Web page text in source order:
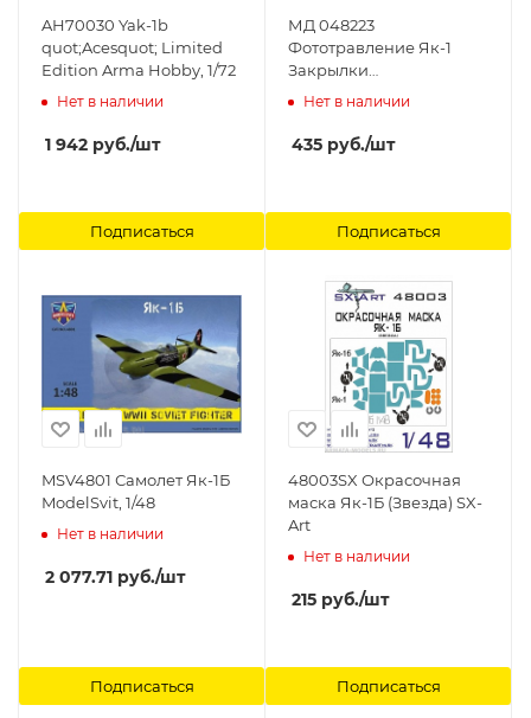
AH70030 Yak-1b
quot;Acesquot; Limited
Edition Arma Hobby, 1/72
Нет в наличии
1 942 руб./шт
Подписаться
МД 048223
Фототравление Як-1
Закрылки
(Микродизайн) 1/48
Нет в наличии
435 руб./шт
Подписаться
MSV4801 Самолет Як-1Б
ModelSvit, 1/48
Нет в наличии
2 077.71 руб./шт
Подписаться
48003SX Окрасочная
маска Як-1Б (Звезда) SX-
Art
Нет в наличии
215 руб./шт
Подписаться